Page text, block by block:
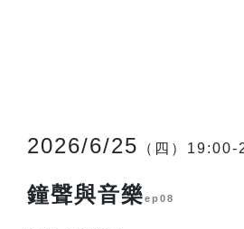
2026/6/25 （四）
鐘聲與音樂ep08